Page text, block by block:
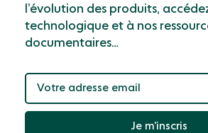
l’évolution des produits,
technologique et à nos
documentaires…
Je m’inscris